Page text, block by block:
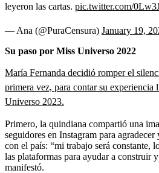
leyeron las cartas. pic.twitter.com/
— Ana (@PuraCensura) January 19,
Su paso por Miss Universo 2022
María Fernanda decidió romper el
primera vez, para contar su experiencia
Universo 2023.
Primero, la quindiana compartió una
seguidores en Instagram para
con el país: “mi trabajo será constante,
las plataformas para ayudar a construir
manifestó.